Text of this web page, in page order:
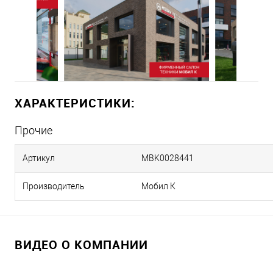
ХАРАКТЕРИСТИКИ:
Прочие
Артикул MBK0028441
Производитель Мобил К
ВИДЕО О КОМПАНИИ